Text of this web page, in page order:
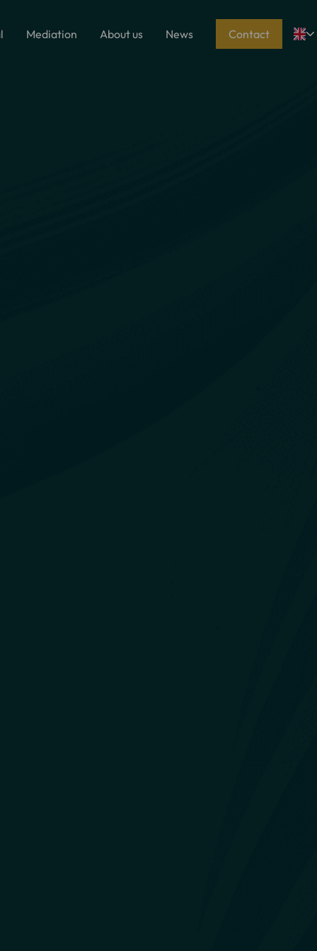
Mediation About us News Contact